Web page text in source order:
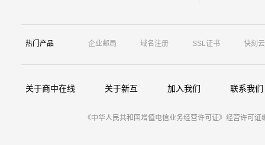
热门产品 企业邮局 域名注册 SSL证书 快刻云
关于商中在线 关于新互 加入我们 联系我们
《中华人民共和国增值电信业务经营许可证》经营许可